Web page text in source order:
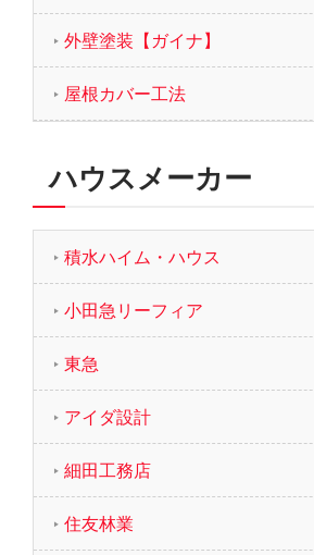
外壁塗装【ガイナ】
屋根カバー工法
ハウスメーカー
積水ハイム・ハウス
小田急リーフィア
東急
アイダ設計
細田工務店
住友林業